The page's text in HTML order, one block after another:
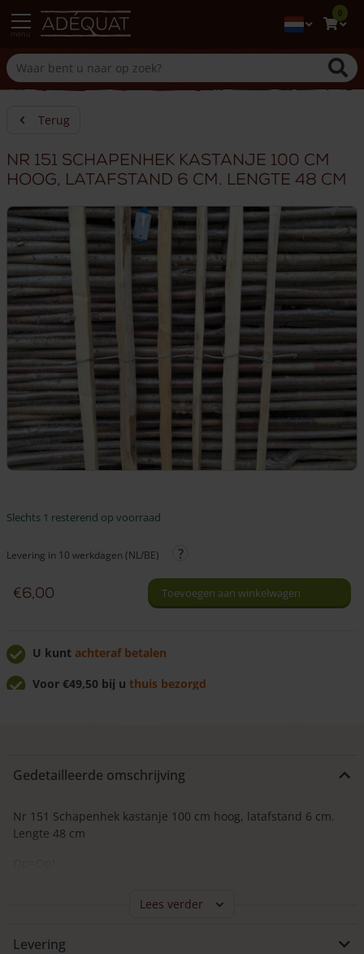
0
Terug
Nr 151 Schapenhek kastanje 100 cm
hoog, latafstand 6 cm. Lengte 48 cm
Slechts 1 resterend op voorraad
Levering in 10 werkdagen (NL/BE)
€6,00 Toevoegen aan winkelwagen
U kunt achteraf betalen
Voor €49,50 bij u thuis bezorgd
Gedetailleerde omschrijving
Nr 151 Schapenhek kastanje 100 cm hoog, latafstand 6 cm.
Lengte 48 cm
Lees verder
Levering